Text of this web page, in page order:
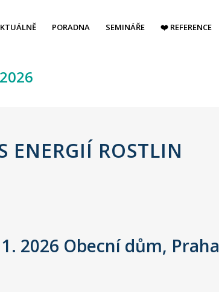
PORADNA SEMINÁŘE ❤️ REFERENCE
ENERGIÍ ROSTLIN
1. 2026 Obecní dům, Praha